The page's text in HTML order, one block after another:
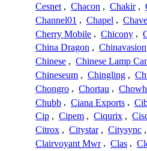
Cesnet , Chacon , Chakir ,
Channel01 , Chapel ,
Cherry Mobile , Chicony ,
China Dragon , Chinavasion
Chinese , Chinese Lamp
Chineseum , Chingling ,
Chongro , Chortau ,
Chubb , Ciana Exports ,
Cip , Cipem , Ciqurix ,
Citrox , Citystar , Citysync ,
Clairvoyant Mwr , Clas ,